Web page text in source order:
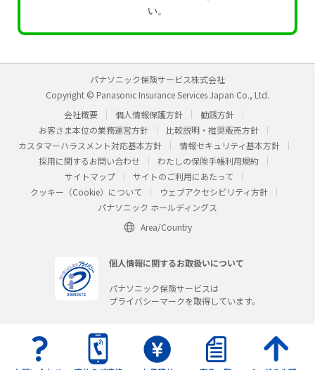
い。
パナソニック保険サービス株式会社
Copyright © Panasonic Insurance Services Japan Co., Ltd.
会社概要
個人情報保護方針
勧誘方針
お客さま本位の業務運営方針
比較説明・推奨販売方針
カスタマーハラスメント対応基本方針
情報セキュリティ基本方針
採用に関するお問い合わせ
わたしの保険手帳利用規約
サイトマップ
サイトのご利用にあたって
クッキー（Cookie）について
ウェブアクセシビリティ方針
パナソニック ホールディングス
Area/Country
個人情報に関するお取扱いについて
パナソニック保険サービスは
プライバシーマークを取得しています。